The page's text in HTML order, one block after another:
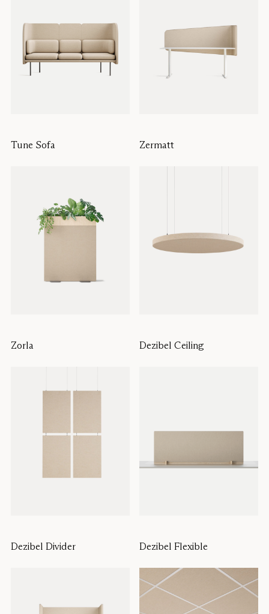
Tune Sofa Zermatt
Zorla Dezibel Ceiling
Dezibel Divider Dezibel Flexible